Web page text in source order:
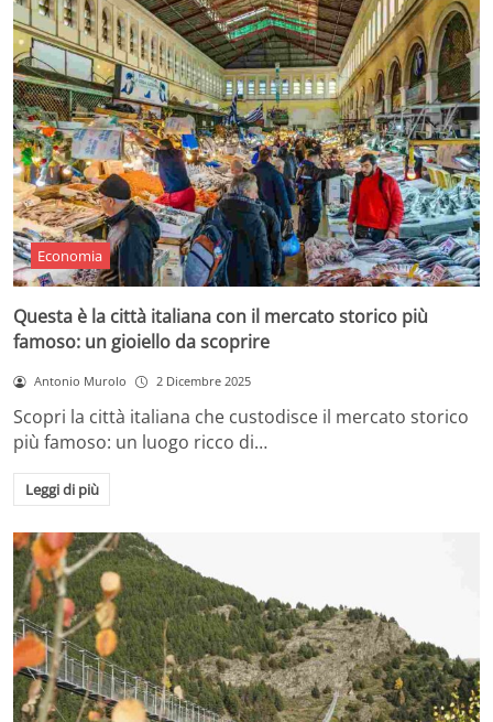
Economia
Questa è la città italiana con il mercato storico più
famoso: un gioiello da scoprire
Antonio Murolo 2 Dicembre 2025
Scopri la città italiana che custodisce il mercato storico
più famoso: un luogo ricco di…
Leggi di più